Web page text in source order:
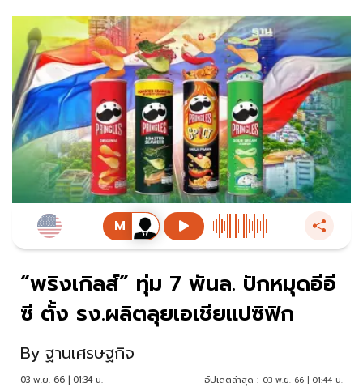
“พริงเกิลส์” ทุ่ม 7 พันล. ปักหมุดอีอี
ซี ตั้ง รง.ผลิตลุยเอเชียแปซิฟิก
By ฐานเศรษฐกิจ
03 พ.ย. 66 | 01:34 น. อัปเดตล่าสุด : 03 พ.ย. 66 | 01:44 น.